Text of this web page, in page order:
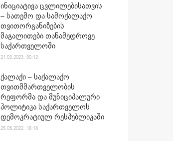
ინიციატივა ცვლილებისათვის
– სათემო და სამოქალაქო
თვითორგანიზების
მაგალითები თანამედროვე
საქართველოში
21.03.2023. 00:12
ქალაქი – საქალაქო
თვითმმართველობის
რეფორმა და მუნიციპალური
პოლიტიკა საქართველოს
დემოკრატიულ რესპუბლიკაში
25.05.2022. 16:18